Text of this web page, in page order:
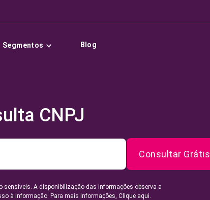
Segmentos Blog
CNPJ
Consultar Grátis
sensíveis. A disponibilização das informações observa a
à informação. Para mais informações, Clique aqui.